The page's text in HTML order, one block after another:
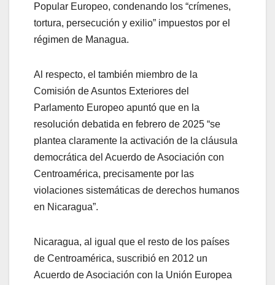
Popular Europeo, condenando los “crímenes,
tortura, persecución y exilio” impuestos por el
régimen de Managua.
Al respecto, el también miembro de la
Comisión de Asuntos Exteriores del
Parlamento Europeo apuntó que en la
resolución debatida en febrero de 2025 “se
plantea claramente la activación de la cláusula
democrática del Acuerdo de Asociación con
Centroamérica, precisamente por las
violaciones sistemáticas de derechos humanos
en Nicaragua”.
Nicaragua, al igual que el resto de los países
de Centroamérica, suscribió en 2012 un
Acuerdo de Asociación con la Unión Europea